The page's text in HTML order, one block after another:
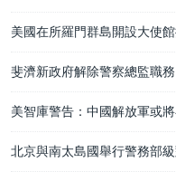
美國在所羅門群島開設大使
斐濟新政府解除警察總監職
美智庫警告：中國解放軍或
北京與南太島國舉行警務部